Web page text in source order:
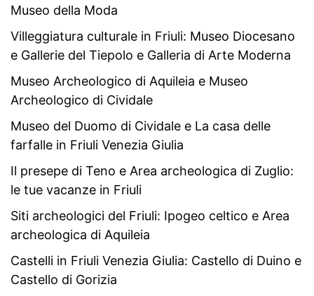
Museo della Moda
Villeggiatura culturale in Friuli: Museo Diocesano
e Gallerie del Tiepolo e Galleria di Arte Moderna
Museo Archeologico di Aquileia e Museo
Archeologico di Cividale
Museo del Duomo di Cividale e La casa delle
farfalle in Friuli Venezia Giulia
Il presepe di Teno e Area archeologica di Zuglio:
le tue vacanze in Friuli
Siti archeologici del Friuli: Ipogeo celtico e Area
archeologica di Aquileia
Castelli in Friuli Venezia Giulia: Castello di Duino e
Castello di Gorizia